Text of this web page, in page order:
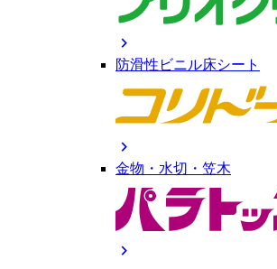
chevron_right
防滑性ビニル床シート
chevron_right
金物・水切・笠木
chevron_right